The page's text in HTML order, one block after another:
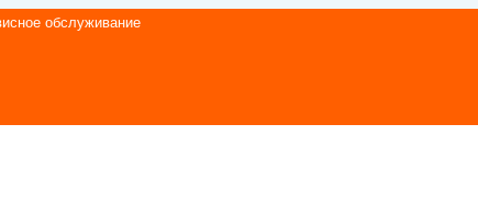
обслуживание